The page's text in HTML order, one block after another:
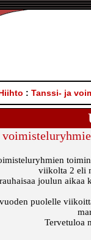
: Tanssi- ja
viikolta 2 eli
joulun
puolelle
Tervetuloa